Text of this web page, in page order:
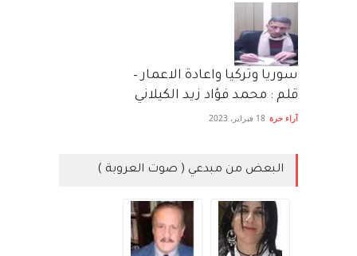
سوريا وتركيا واعادة الاعمار –
قلم : محمد فؤاد زيد الكيلاني
آراء حرة 18 فبراير، 2023
البعض من مبدعي ( صوت العروبة )